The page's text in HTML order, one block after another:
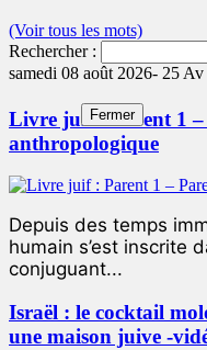
(Voir tous les mots)
Rechercher :
samedi 08 août 2026- 25
Livre juif : Parent 1 –
anthropologique
Depuis des temps
humain s’est inscrite
conjuguant...
Israël : le cocktail
une maison juive -
Fermer